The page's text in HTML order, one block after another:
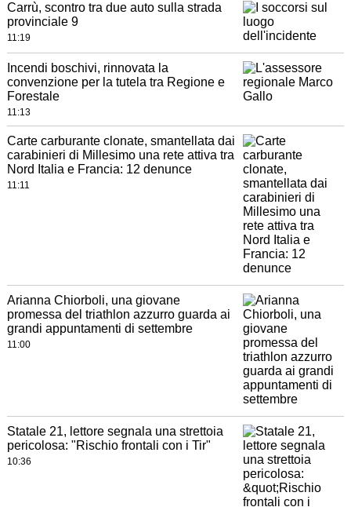
Carrù, scontro tra due auto sulla strada
provinciale 9
11:19
Incendi boschivi, rinnovata la
convenzione per la tutela tra Regione e
Forestale
11:13
Carte carburante clonate, smantellata dai
carabinieri di Millesimo una rete attiva tra
Nord Italia e Francia: 12 denunce
11:11
Arianna Chiorboli, una giovane
promessa del triathlon azzurro guarda ai
grandi appuntamenti di settembre
11:00
Statale 21, lettore segnala una strettoia
pericolosa: "Rischio frontali con i Tir"
10:36